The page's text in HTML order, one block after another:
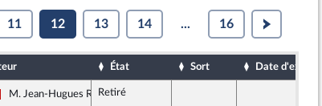
11 12 13 14 ... 16
État Sort Date d'examen
La France insoumise - Nouveau Front Populaire
M. Jean-Hugues Ratenon
Retiré